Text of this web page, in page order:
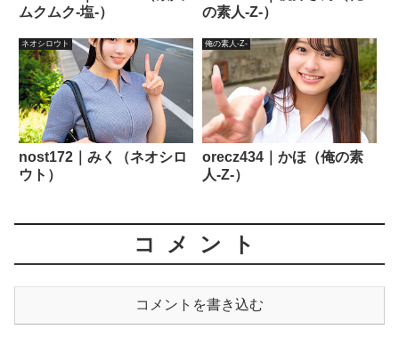
ムクムク-塩-）
の素人-Z-）
ネオシロウト
nost172｜みく（ネオシロ
ウト）
俺の素人-Z-
orecz434｜かほ（俺の素
人-Z-）
コメント
コメントを書き込む